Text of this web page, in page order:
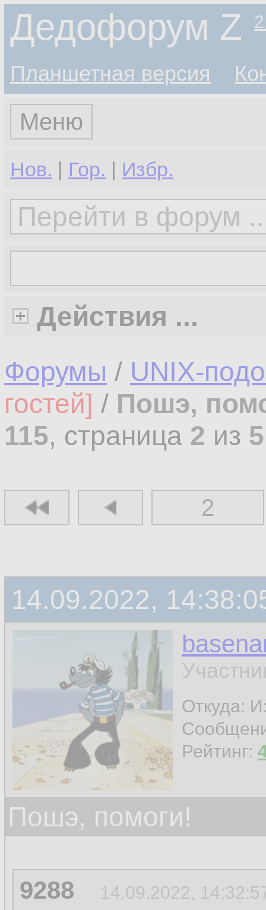
Дедофорум Z
Планшетная версия
Меню
Нов. | Гор. | Избр.
Действия ...
Форумы / UNIX-
гостей] / Пошэ,
115, страница 2 из 5
2
14.09.2022,
Откуда:
Рейтинг:
Пошэ, помоги!
9288 14.09.2022,